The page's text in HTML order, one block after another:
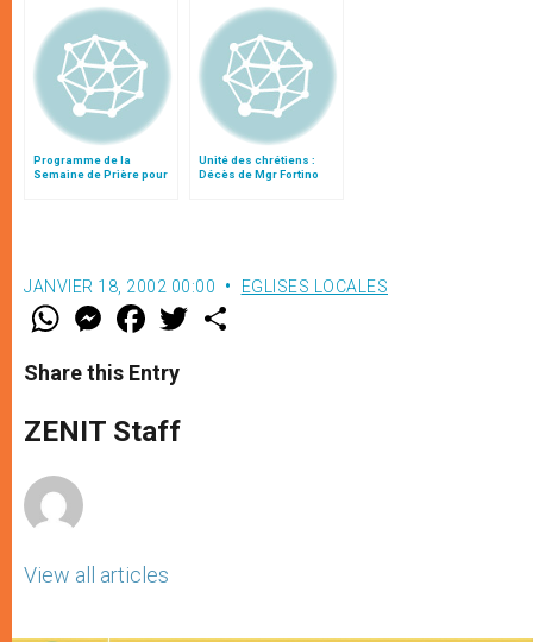
Programme de la
Semaine de Prière pour
Unité des chrétiens :
Décès de Mgr Fortino
JANVIER 18, 2002 00:00 EGLISES LOCALES
W
t
s
p
p
M
e
s
e
g
e
F
a
e
b
o
k
w
Share this Entry
ZENIT Staff
View all articles